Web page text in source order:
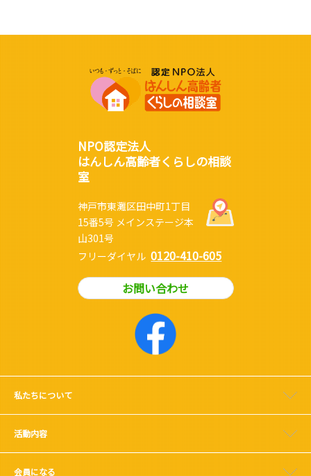
NPO認定法人
はんしん高齢者くらしの相談
室
神戸市東灘区田中町1丁目
15番5号 メインステージ本
山301号
フリーダイヤル 0120-410-605
お問い合わせ
私たちについて
活動内容
会員になる